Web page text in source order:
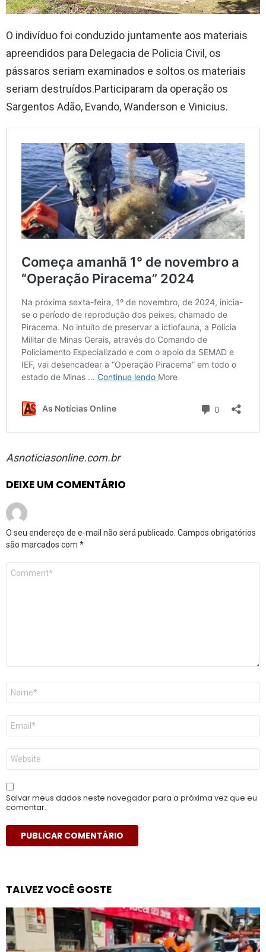
O indivíduo foi conduzido juntamente aos materiais
apreendidos para Delegacia de Policia Civil, os
pássaros seriam examinados e soltos os materiais
seriam destruídos.Participaram da operação os
Sargentos Adão, Evando, Wanderson e Vinicius.
Asnoticiasonline.com.br
DEIXE UM COMENTÁRIO
O seu endereço de e-mail não será publicado. Campos obrigatórios
são marcados com *
Comentário
Nome
E-
mail
*
Site
Salvar meus dados neste navegador para a próxima vez que eu
comentar.
TALVEZ VOCÊ GOSTE